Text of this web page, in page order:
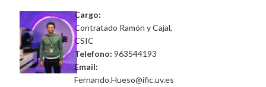
Cargo:
Contratado Ramón y Cajal,
CSIC
Telefono: 963544193
Email:
Fernando.Hueso@ific.uv.es